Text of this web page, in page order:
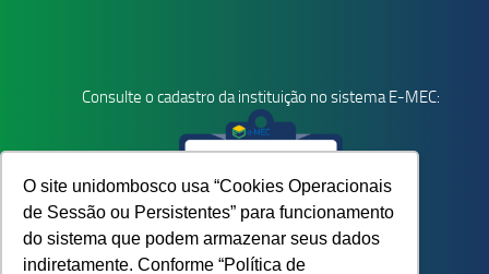
O site unidombosco usa “Cookies Operacionais
de Sessão ou Persistentes” para funcionamento
do sistema que podem armazenar seus dados
indiretamente. Conforme “Política de
Consulte o cadastro da instituição no sistema E-MEC: